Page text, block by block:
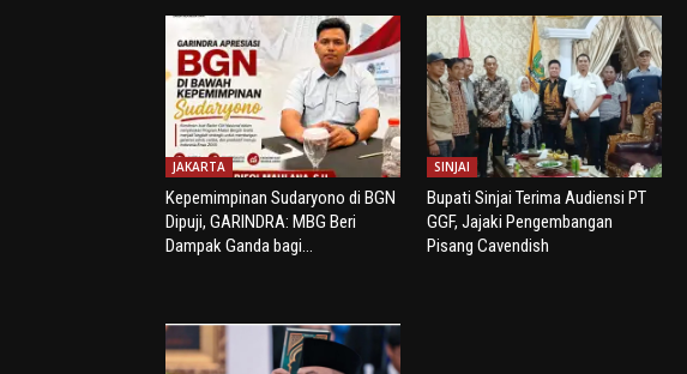
JAKARTA
Kepemimpinan Sudaryono di BGN
Dipuji, GARINDRA: MBG Beri
Dampak Ganda bagi...
SINJAI
Bupati Sinjai Terima Audiensi PT
GGF, Jajaki Pengembangan
Pisang Cavendish